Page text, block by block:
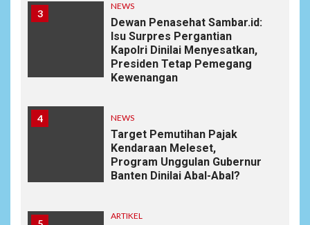
3
NEWS
Dewan Penasehat Sambar.id:
Isu Surpres Pergantian
Kapolri Dinilai Menyesatkan,
Presiden Tetap Pemegang
Kewenangan
4 NEWS
Target Pemutihan Pajak
Kendaraan Meleset,
Program Unggulan Gubernur
Banten Dinilai Abal-Abal?
ARTIKEL